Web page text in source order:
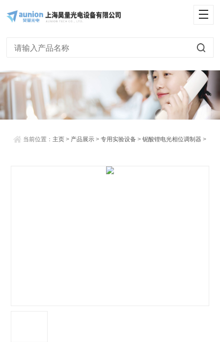
当前位置： 主页 > 产品展示 >专用实验设备 >铌酸锂电光相位调制器 >